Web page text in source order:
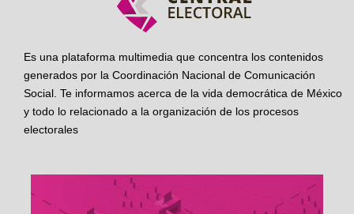
Es una plataforma multimedia que concentra los contenidos
generados por la Coordinación Nacional de Comunicación
Social. Te informamos acerca de la vida democrática de México
y todo lo relacionado a la organización de los procesos
electorales